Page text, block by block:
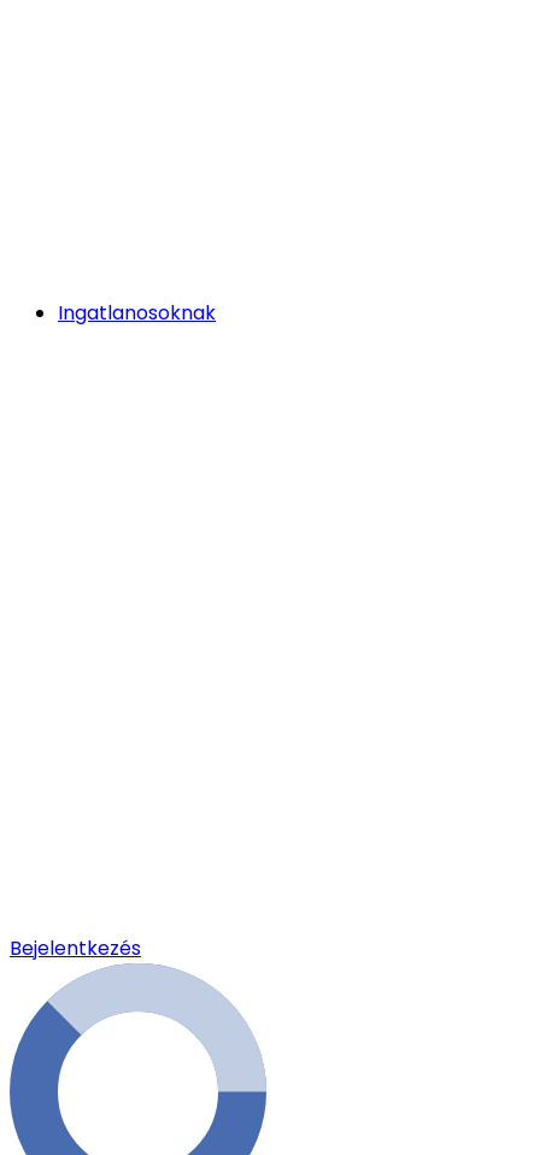
Ingatlanosoknak
Bejelentkezés